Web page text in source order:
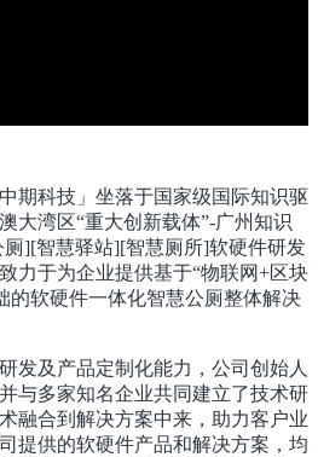
期科技」坐落于国家级国际知识驱
大湾区“重大创新载体”-广州知识
][智慧驿站][智慧厕所]软硬件研发
力于为企业提供基于“物联网+区块
的软硬件一体化智慧公厕整体解决
发及产品定制化能力，公司创始人
与多家知名企业共同建立了技术研
融合到解决方案中来，助力客户业
提供的软硬件产品和解决方案，均